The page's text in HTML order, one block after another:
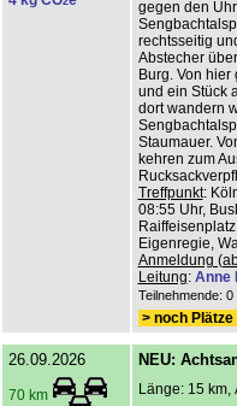
gegen den
rechtsseitig
Abstecher
Burg. Von
und ein Stück
dort wandern
Staumauer.
kehren zum
Treffpunkt:
08:55 Uhr,
Eigenregie,
Anmeldung
Leitung: Anne
Teilnehmende:
> noch
26.09.2026
70 km
NEU:
Länge: 15 km,